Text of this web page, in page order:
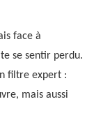
face à
se sentir perdu.
filtre expert :
mais aussi